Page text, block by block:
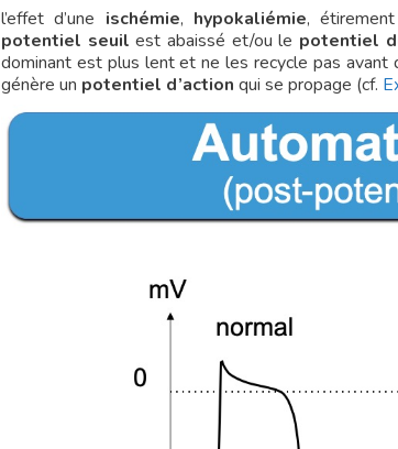
l’effet d’une ischémie, hypokaliémie,
potentiel seuil est abaissé et/ou le potentiel
dominant est plus lent et ne les recycle pas
génère un potentiel d’action qui se propage (cf.